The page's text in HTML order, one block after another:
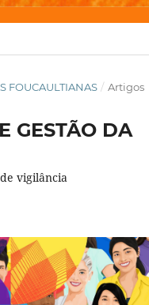
FOUCAULTIANAS / Artigos
GESTÃO DA
vigilância